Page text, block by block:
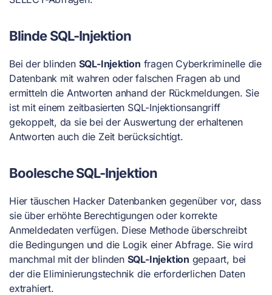
Blinde SQL-Injektion
Bei der blinden SQL-Injektion fragen Cyberkriminelle die
Datenbank mit wahren oder falschen Fragen ab und
ermitteln die Antworten anhand der Rückmeldungen. Sie
ist mit einem zeitbasierten SQL-Injektionsangriff
gekoppelt, da sie bei der Auswertung der erhaltenen
Antworten auch die Zeit berücksichtigt.
Boolesche SQL-Injektion
Hier täuschen Hacker Datenbanken gegenüber vor, dass
sie über erhöhte Berechtigungen oder korrekte
Anmeldedaten verfügen. Diese Methode überschreibt
die Bedingungen und die Logik einer Abfrage. Sie wird
manchmal mit der blinden SQL-Injektion gepaart, bei
der die Eliminierungstechnik die erforderlichen Daten
extrahiert.